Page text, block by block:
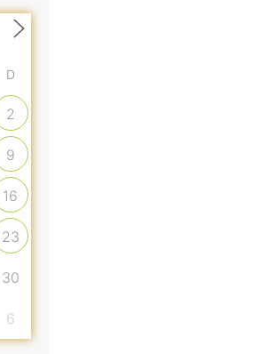
D
2
9
16
23
30
6